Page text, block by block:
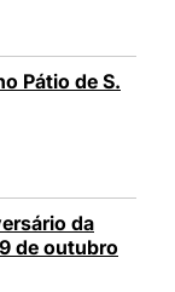
Pátio de S.
da
de outubro